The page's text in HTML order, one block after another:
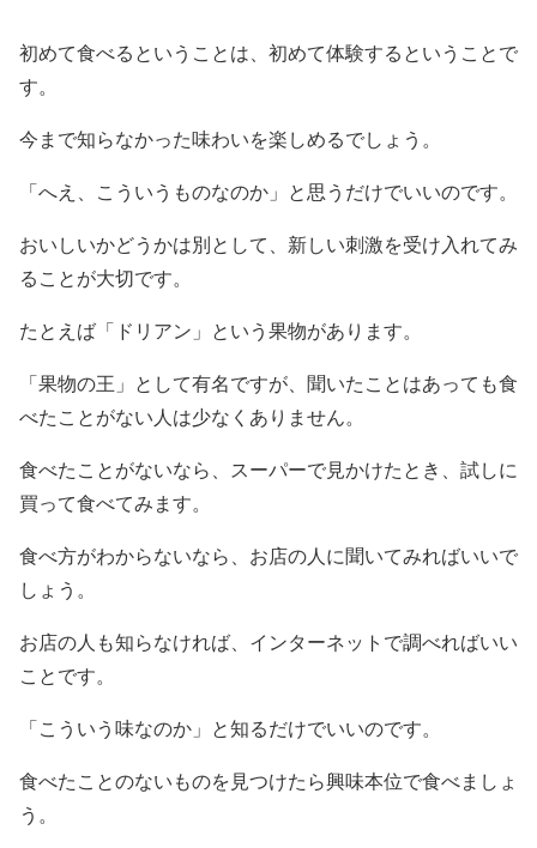
初めて食べるということは、初めて体験するということで
す。
今まで知らなかった味わいを楽しめるでしょう。
「へえ、こういうものなのか」と思うだけでいいのです。
おいしいかどうかは別として、新しい刺激を受け入れてみ
ることが大切です。
たとえば「ドリアン」という果物があります。
「果物の王」として有名ですが、聞いたことはあっても食
べたことがない人は少なくありません。
食べたことがないなら、スーパーで見かけたとき、試しに
買って食べてみます。
食べ方がわからないなら、お店の人に聞いてみればいいで
しょう。
お店の人も知らなければ、インターネットで調べればいい
ことです。
「こういう味なのか」と知るだけでいいのです。
食べたことのないものを見つけたら興味本位で食べましょ
う。